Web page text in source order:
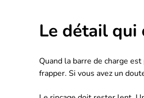
Le détail qui
Quand la barre de charge
frapper. Si vous avez un